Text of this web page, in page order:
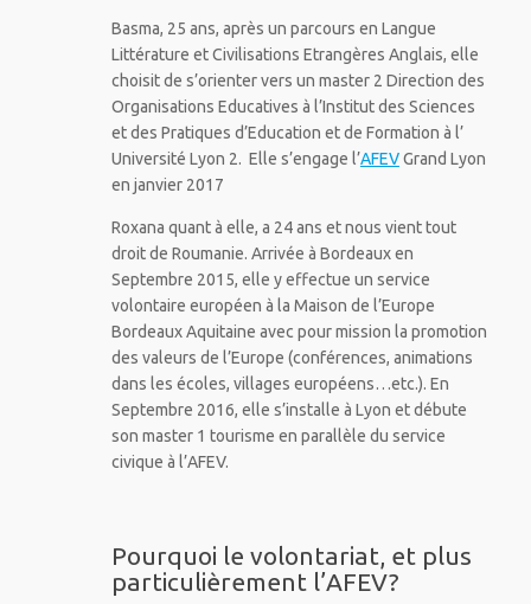
Basma, 25 ans, après un parcours en Langue
Littérature et Civilisations Etrangères Anglais, elle
choisit de s’orienter vers un master 2 Direction des
Organisations Educatives à l’Institut des Sciences
et des Pratiques d’Education et de Formation à l’
Université Lyon 2. Elle s’engage l’AFEVGrand Lyon
en janvier 2017
Roxana quant à elle, a 24 ans et nous vient tout
droit de Roumanie. Arrivée à Bordeaux en
Septembre 2015, elle y effectue un service
volontaire européen à la Maison de l’Europe
Bordeaux Aquitaine avec pour mission la promotion
des valeurs de l’Europe (conférences, animations
dans les écoles, villages européens…etc.). En
Septembre 2016, elle s’installe à Lyon et débute
son master 1 tourisme en parallèle du service
civique à l’AFEV.
Pourquoi le volontariat, et plus
particulièrement l’AFEV?